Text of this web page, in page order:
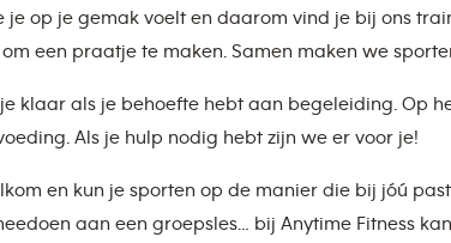
op je gemak voelt en daarom vind je bij ons
een praatje te maken. Samen maken we
klaar als je behoefte hebt aan begeleiding. Op
Als je hulp nodig hebt zijn we er voor je!
en kun je sporten op de manier die bij jóú
aan een groepsles… bij Anytime Fitness